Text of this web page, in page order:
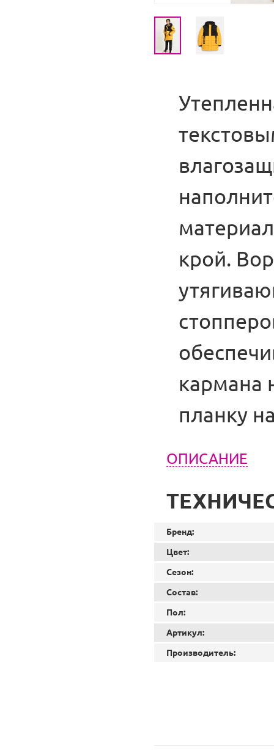
крой.
кармана
планку
ОПИСАНИЕ
Бренд:
Цвет:
Сезон:
Состав:
Пол:
Артикул:
Производитель: